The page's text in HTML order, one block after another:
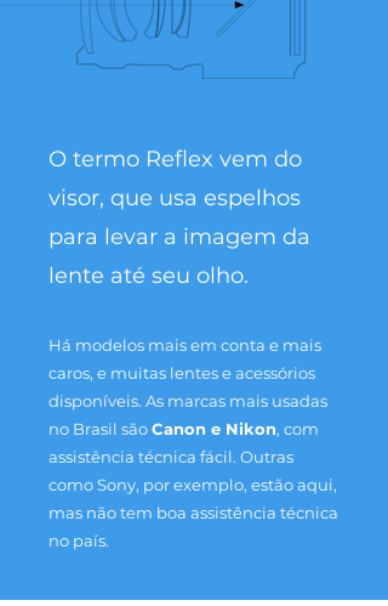
O termo Reflex vem do
visor, que usa espelhos
para levar a imagem da
lente até seu olho.
Há modelos mais em conta e mais
caros, e muitas lentes e acessórios
disponíveis. As marcas mais usadas
no Brasil sãoCanon e Nikon, com
assistência técnica fácil. Outras
como Sony, por exemplo, estão aqui,
mas não tem boa assistência técnica
no país.